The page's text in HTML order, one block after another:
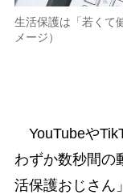
生活保護は「若くて
メージ）
YouTubeや
わずか数秒間の
活保護おじさん